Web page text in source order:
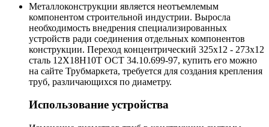
Металлоконструкции является неотъемлемым
компонентом строительной индустрии. Выросла
необходимость внедрения специализированных
устройств ради соединения отдельных компонентов
конструкции. Переход концентрический 325х12 - 273х12
сталь 12Х18Н10Т ОСТ 34.10.699-97, купить его можно
на сайте Трубмаркета, требуется для создания крепления
труб, различающихся по диаметру.
Использование устройства